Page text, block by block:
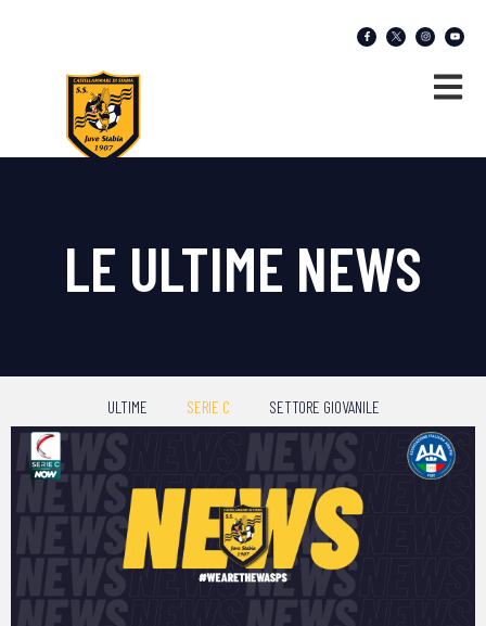
LE ULTIME NEWS
ULTIME SERIE C SETTORE GIOVANILE